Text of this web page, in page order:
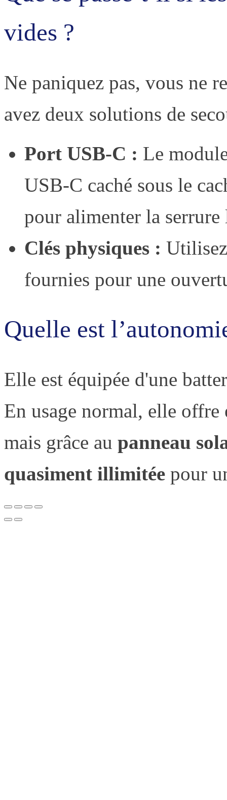
vides ?
Ne paniquez pas, vous ne
avez deux solutions de
Port USB-C : Le
USB-C caché sous le
pour alimenter la
Clés physiques :
fournies pour une
Quelle est
Elle est équipée d'une
En usage normal, elle
mais grâce au panneau
quasiment illimitée pour